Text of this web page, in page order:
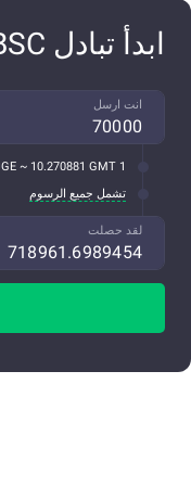
ابدأ تبادل STEPN (GMT) BSC
انت ارسل
1 DOGE ~ 10.270881 GMT
تشمل جميع الرسوم
لقد حصلت